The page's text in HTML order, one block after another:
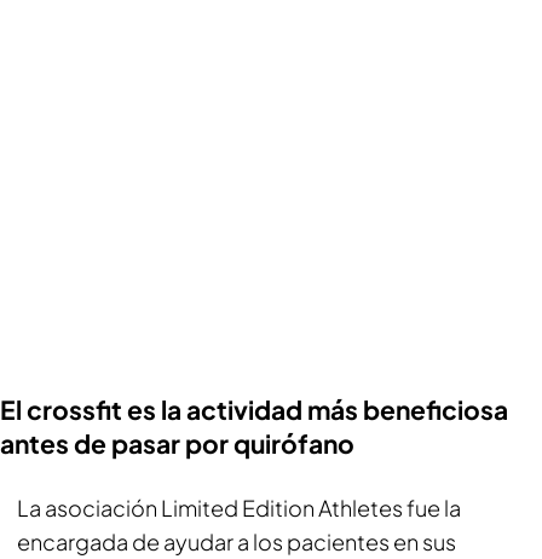
El crossfit es la actividad más beneficiosa
antes de pasar por quirófano
La asociación Limited Edition Athletes fue la
encargada de ayudar a los pacientes en sus